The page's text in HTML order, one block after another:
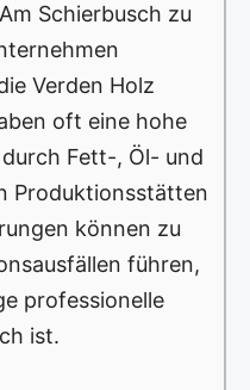
Schierbusch zu
Verden Holz
oft eine hohe
Fett-, Öl- und
Produktionsstätten
können zu
führen,
professionelle
ist.